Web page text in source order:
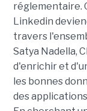
réglementaire.
Linkedin
travers
Satya Nadella,
d'enrichir et
les bonnes
des